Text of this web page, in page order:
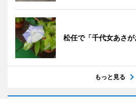
松任で「千代女あさが
もっと見る